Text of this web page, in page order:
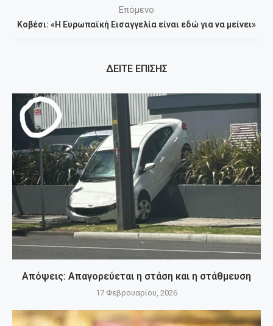
Επόμενο
Κοβέσι: «Η Ευρωπαϊκή Εισαγγελία είναι εδώ για να μείνει»
ΔΕΙΤΕ ΕΠΙΣΗΣ
Απόψεις: Απαγορεύεται η στάση και η στάθμευση
17 Φεβρουαρίου, 2026